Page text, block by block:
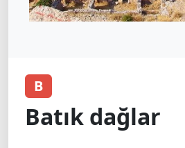
B
Batık dağlar